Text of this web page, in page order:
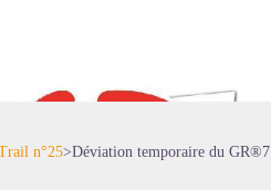
n°25>Déviation temporaire du GR®7